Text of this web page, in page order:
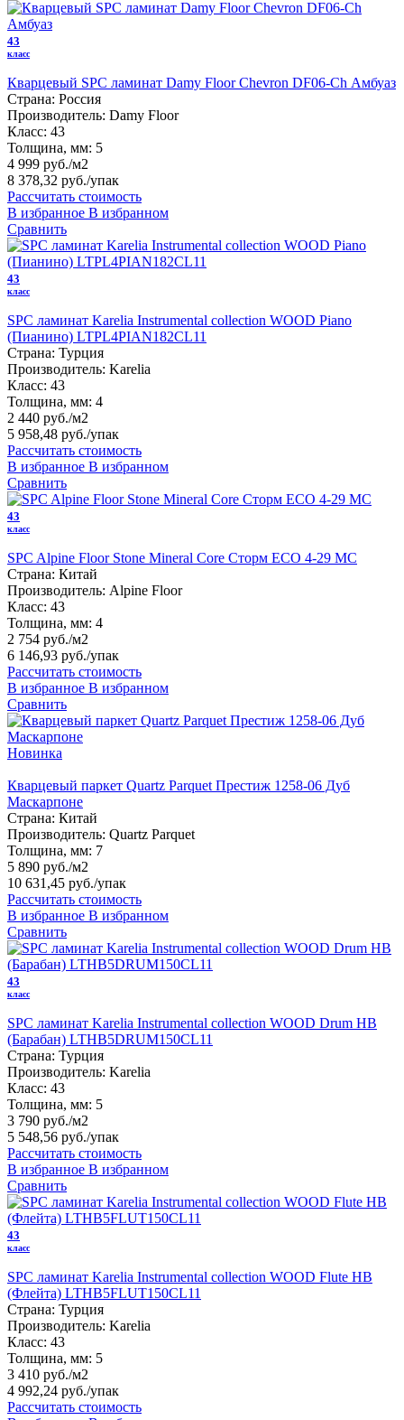
43
класс
Кварцевый SPC ламинат Damy Floor Chevron DF06-Ch Амбуаз
Страна: Россия
Производитель: Damy Floor
Класс: 43
Толщина, мм: 5
4 999 руб./м2
8 378,32 руб./упак
Рассчитать стоимость
В избранное В избранном
Сравнить
43
класс
SPC ламинат Karelia Instrumental collection WOOD Piano
(Пианино) LTPL4PIAN182CL11
Страна: Турция
Производитель: Karelia
Класс: 43
Толщина, мм: 4
2 440 руб./м2
5 958,48 руб./упак
Рассчитать стоимость
В избранное В избранном
Сравнить
43
класс
SPC Alpine Floor Stone Mineral Core Сторм ЕСО 4-29 MC
Страна: Китай
Производитель: Alpine Floor
Класс: 43
Толщина, мм: 4
2 754 руб./м2
6 146,93 руб./упак
Рассчитать стоимость
В избранное В избранном
Сравнить
Новинка
Кварцевый паркет Quartz Parquet Престиж 1258-06 Дуб
Маскарпоне
Страна: Китай
Производитель: Quartz Parquet
Толщина, мм: 7
5 890 руб./м2
10 631,45 руб./упак
Рассчитать стоимость
В избранное В избранном
Сравнить
43
класс
SPC ламинат Karelia Instrumental collection WOOD Drum HB
(Барабан) LTHB5DRUM150CL11
Страна: Турция
Производитель: Karelia
Класс: 43
Толщина, мм: 5
3 790 руб./м2
5 548,56 руб./упак
Рассчитать стоимость
В избранное В избранном
Сравнить
43
класс
SPC ламинат Karelia Instrumental collection WOOD Flute HB
(Флейта) LTHB5FLUT150CL11
Страна: Турция
Производитель: Karelia
Класс: 43
Толщина, мм: 5
3 410 руб./м2
4 992,24 руб./упак
Рассчитать стоимость